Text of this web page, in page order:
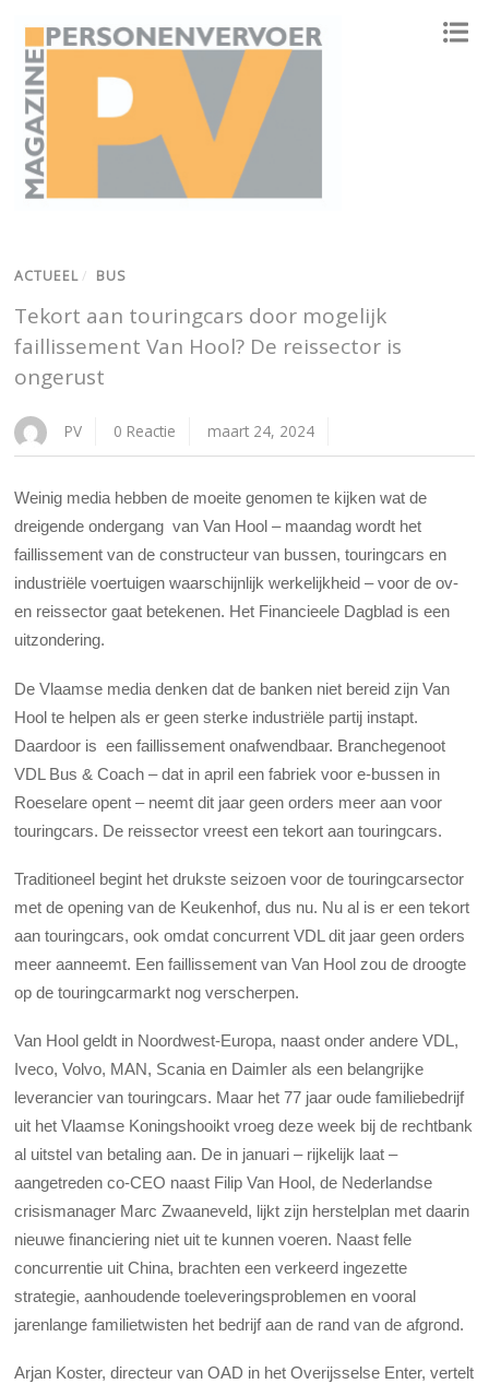
ACTUEEL / BUS
Tekort aan touringcars door mogelijk
faillissement Van Hool? De reissector is
ongerust
PV 0 Reactie maart 24, 2024
Weinig media hebben de moeite genomen te kijken wat de
dreigende ondergang van Van Hool – maandag wordt het
faillissement van de constructeur van bussen, touringcars en
industriële voertuigen waarschijnlijk werkelijkheid – voor de ov-
en reissector gaat betekenen. Het Financieele Dagblad is een
uitzondering.
De Vlaamse media denken dat de banken niet bereid zijn Van
Hool te helpen als er geen sterke industriële partij instapt.
Daardoor is een faillissement onafwendbaar. Branchegenoot
VDL Bus & Coach – dat in april een fabriek voor e-bussen in
Roeselare opent – neemt dit jaar geen orders meer aan voor
touringcars. De reissector vreest een tekort aan touringcars.
Traditioneel begint het drukste seizoen voor de touringcarsector
met de opening van de Keukenhof, dus nu. Nu al is er een tekort
aan touringcars, ook omdat concurrent VDL dit jaar geen orders
meer aanneemt. Een faillissement van Van Hool zou de droogte
op de touringcarmarkt nog verscherpen.
Van Hool geldt in Noordwest-Europa, naast onder andere VDL,
Iveco, Volvo, MAN, Scania en Daimler als een belangrijke
leverancier van touringcars. Maar het 77 jaar oude familiebedrijf
uit het Vlaamse Koningshooikt vroeg deze week bij de rechtbank
al uitstel van betaling aan. De in januari – rijkelijk laat –
aangetreden co-CEO naast Filip Van Hool, de Nederlandse
crisismanager Marc Zwaaneveld, lijkt zijn herstelplan met daarin
nieuwe financiering niet uit te kunnen voeren. Naast felle
concurrentie uit China, brachten een verkeerd ingezette
strategie, aanhoudende toeleveringsproblemen en vooral
jarenlange familietwisten het bedrijf aan de rand van de afgrond.
Arjan Koster, directeur van OAD in het Overijsselse Enter, vertelt